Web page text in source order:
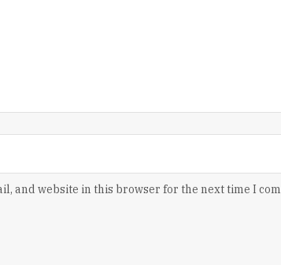
and website in this browser for the next time I